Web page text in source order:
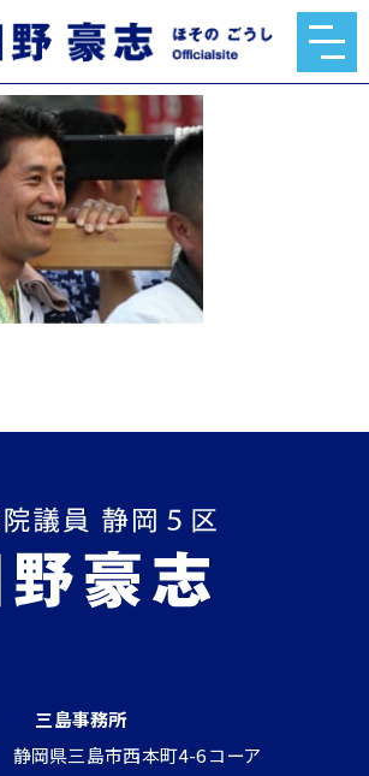
三島事務所
岡県三島市西本町4-6 コーア